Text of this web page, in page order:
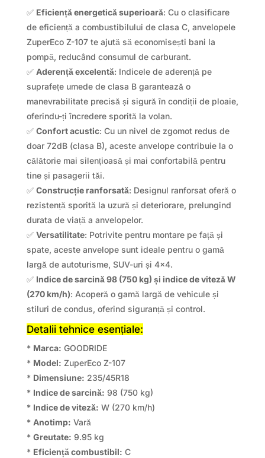
✅ Eficiență energetică superioară: Cu o clasificare
de eficiență a combustibilului de clasa C, anvelopele
ZuperEco Z-107 te ajută să economisești bani la
pompă, reducând consumul de carburant.
✅ Aderență excelentă: Indicele de aderență pe
suprafețe umede de clasa B garantează o
manevrabilitate precisă și sigură în condiții de ploaie,
oferindu-ți încredere sporită la volan.
✅ Confort acustic: Cu un nivel de zgomot redus de
doar 72dB (clasa B), aceste anvelope contribuie la o
călătorie mai silențioasă și mai confortabilă pentru
tine și pasagerii tăi.
✅ Construcție ranforsată: Designul ranforsat oferă o
rezistență sporită la uzură și deteriorare, prelungind
durata de viață a anvelopelor.
✅ Versatilitate: Potrivite pentru montare pe față și
spate, aceste anvelope sunt ideale pentru o gamă
largă de autoturisme, SUV-uri și 4×4.
✅ Indice de sarcină 98 (750 kg) și indice de viteză W
(270 km/h): Acoperă o gamă largă de vehicule și
stiluri de condus, oferind siguranță și control.
Detalii tehnice esențiale:
* Marca: GOODRIDE
* Model: ZuperEco Z-107
* Dimensiune: 235/45R18
* Indice de sarcină: 98 (750 kg)
* Indice de viteză: W (270 km/h)
* Anotimp: Vară
* Greutate: 9.95 kg
* Eficiență combustibil: C